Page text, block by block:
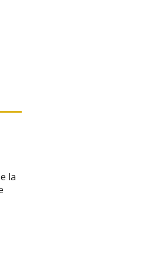
la